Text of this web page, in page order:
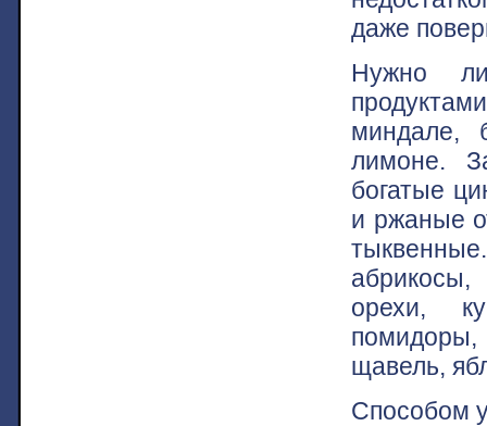
даже
Нужно
миндале,
лимоне.
богатые
и ржаные
орехи,
щавель,
Способом